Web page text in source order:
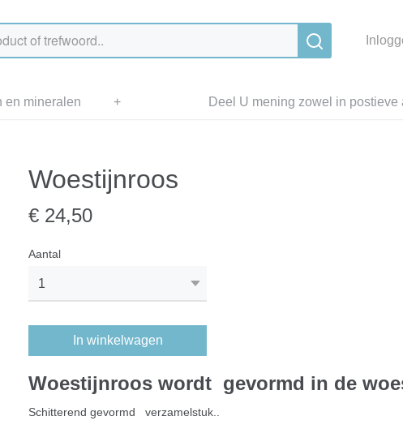
Deel U mening zowel in postieve
en mineralen +
Woestijnroos
€ 24,50
Aantal
In winkelwagen
Woestijnroos wordt gevormd in de
Schitterend gevormd verzamelstuk..